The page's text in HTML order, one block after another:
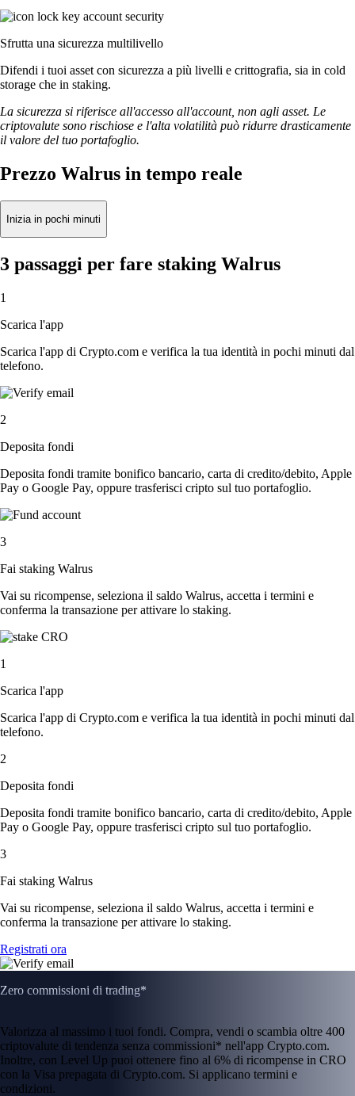
Sfrutta una sicurezza multilivello
Difendi i tuoi asset con sicurezza a più livelli e crittografia, sia in cold
storage che in staking.
La sicurezza si riferisce all'accesso all'account, non agli asset. Le
criptovalute sono rischiose e l'alta volatilità può ridurre drasticamente
il valore del tuo portafoglio.
Prezzo Walrus in tempo reale
Inizia in pochi minuti
3 passaggi per fare staking Walrus
1
Scarica l'app
Scarica l'app di Crypto.com e verifica la tua identità in pochi minuti dal
telefono.
2
Deposita fondi
Deposita fondi tramite bonifico bancario, carta di credito/debito, Apple
Pay o Google Pay, oppure trasferisci cripto sul tuo portafoglio.
3
Fai staking Walrus
Vai su ricompense, seleziona il saldo Walrus, accetta i termini e
conferma la transazione per attivare lo staking.
1
Scarica l'app
Scarica l'app di Crypto.com e verifica la tua identità in pochi minuti dal
telefono.
2
Deposita fondi
Deposita fondi tramite bonifico bancario, carta di credito/debito, Apple
Pay o Google Pay, oppure trasferisci cripto sul tuo portafoglio.
3
Fai staking Walrus
Vai su ricompense, seleziona il saldo Walrus, accetta i termini e
conferma la transazione per attivare lo staking.
Registrati ora
Zero commissioni di trading*
Valorizza al massimo i tuoi fondi. Compra, vendi o scambia oltre 400
criptovalute di tendenza senza commissioni* nell'app Crypto.com.
Inoltre, con Level Up puoi ottenere fino al 6% di ricompense in CRO
con la Visa prepagata di Crypto.com. Si applicano termini e
condizioni.